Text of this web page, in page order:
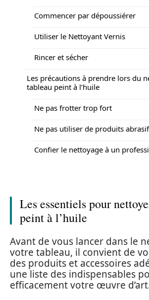
Commencer par dépoussiérer
Utiliser le Nettoyant Vernis
Rincer et sécher
Les précautions à prendre lors du
tableau peint à l’huile
Ne pas frotter trop fort
Ne pas utiliser de produits
Confier le nettoyage à un
Les essentiels pour
peint à l’huile
Avant de vous lancer dans le
votre tableau, il convient de
des produits et accessoires
une liste des indispensables
efficacement votre œuvre